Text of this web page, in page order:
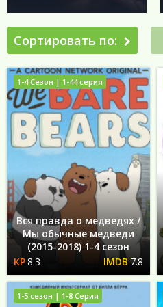
Сортировать по:
Вся правда о медведях /
Мы обычные медведи
(2015-2018) 1-4 сезон
8.3
7.8
1-4 Сезон | 1-44 серия
1-5 сезон | 1-8 Серия